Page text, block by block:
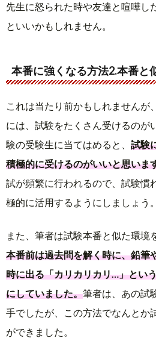
先生に怒られた時や友達と喧嘩し
といいかもしれません。
本番に強くなる方法2.本番と
これは当たり前かもしれませんが
には、試験をたくさん受けるのが
験の受験生に当てはめると、 試験
積極的に受けるのがいいと思いま
試が頻繁に行われるので、試験慣
極的に活用するようにしましょう。
また、筆者は試験本番と似た環境
本番前は過去問を解く時に、鉛筆
時に出る「カリカリカリ…」とい
にしていました。筆者は、あの試
手でしたが、この方法でなんとか
ができました。